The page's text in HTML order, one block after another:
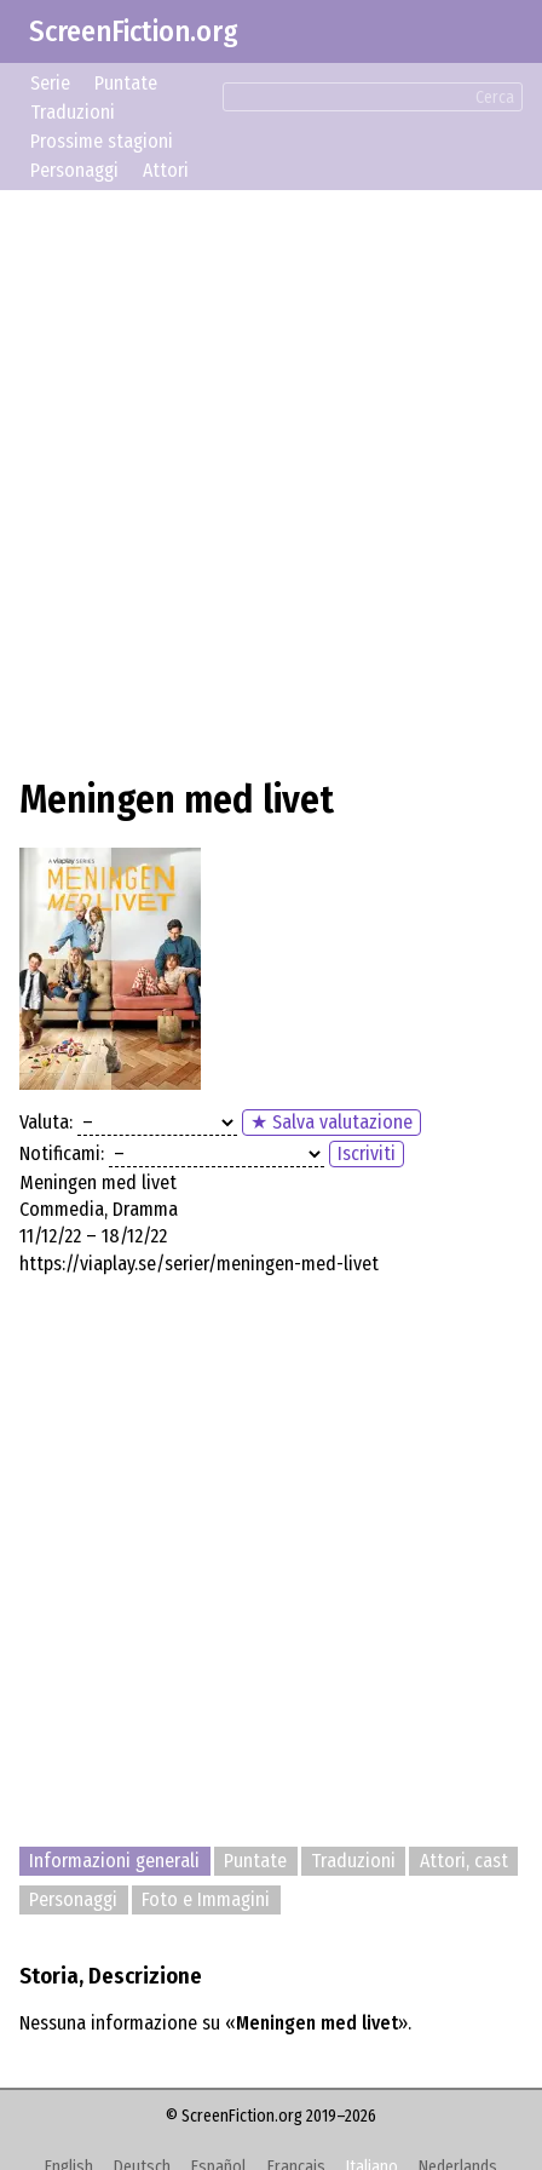
ScreenFiction.org
Cerca
Serie
Puntate
Traduzioni
Prossime stagioni
Personaggi
Attori
Meningen med livet
Valuta:
★ Salva valutazione
Notificami:
Iscriviti
Meningen med livet
Commedia, Dramma
11/12/22 – 18/12/22
https://viaplay.se/serier/meningen-med-livet
Informazioni generali Puntate Traduzioni
Attori, cast
Personaggi
Foto e Immagini
Storia, Descrizione
Nessuna informazione su «Meningen med livet».
© ScreenFiction.org 2019–2026